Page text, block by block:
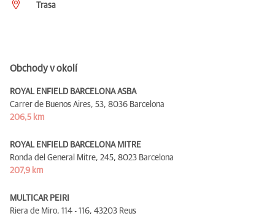
Trasa
Obchody v okolí
ROYAL ENFIELD BARCELONA ASBA
Carrer de Buenos Aires, 53, 8036 Barcelona
206,5 km
ROYAL ENFIELD BARCELONA MITRE
Ronda del General Mitre, 245, 8023 Barcelona
207,9 km
MULTICAR PEIRI
Riera de Miro, 114 - 116, 43203 Reus